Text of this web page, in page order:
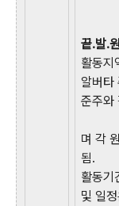
끝.발.
활동지
알버타
준주와
며 각
됨.
활동
및 일